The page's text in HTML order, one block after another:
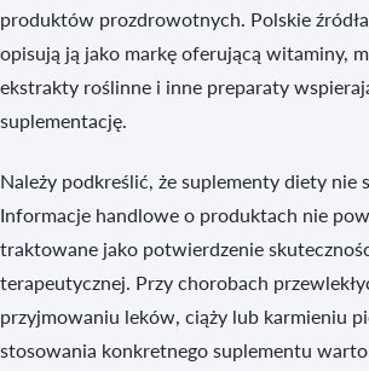
produktów prozdrowotnych. Polskie
opisują ją jako markę oferującą witaminy,
ekstrakty roślinne i inne preparaty
suplementację.
Należy podkreślić, że suplementy diety nie
Informacje handlowe o produktach nie
traktowane jako potwierdzenie
terapeutycznej. Przy chorobach
przyjmowaniu leków, ciąży lub karmieniu
stosowania konkretnego suplementu